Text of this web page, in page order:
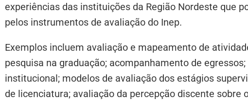
experiências das instituições da Região Nordeste que
pelos instrumentos de avaliação do Inep.
Exemplos incluem avaliação e mapeamento de
pesquisa na graduação; acompanhamento de
institucional; modelos de avaliação dos estágios
de licenciatura; avaliação da percepção discente sobre